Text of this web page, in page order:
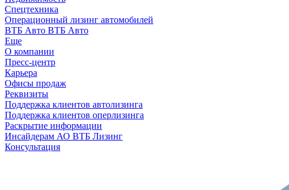
Спецтехника
Операционный лизинг автомобилей
ВТБ Авто ВТБ Авто
Еще
О компании
Пресс-центр
Карьера
Офисы продаж
Реквизиты
Поддержка клиентов автолизинга
Поддержка клиентов оперлизинга
Раскрытие информации
Инсайдерам АО ВТБ Лизинг
Консультация